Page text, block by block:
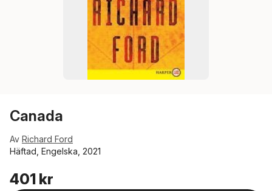
Canada
Av Richard Ford
Häftad, Engelska, 2021
401 kr